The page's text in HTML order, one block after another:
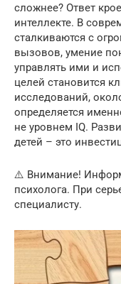
сложнее? Ответ
интеллекте. В
сталкиваются с
вызовов, умение
управлять ими и
целей становится
исследований,
определяется
не уровнем IQ.
детей – это
⚠️ Внимание!
психолога. При
специалисту.